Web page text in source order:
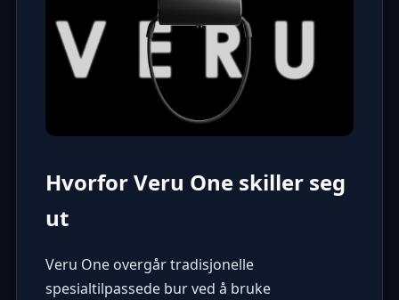
Hvorfor Veru One skiller seg
ut
Veru One overgår tradisjonelle
spesialtilpassede bur ved å bruke